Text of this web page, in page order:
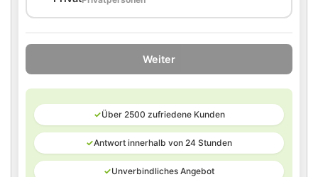
Weiter
✓Über 2500 zufriedene Kunden
✓Antwort innerhalb von 24 Stunden
✓Unverbindliches Angebot